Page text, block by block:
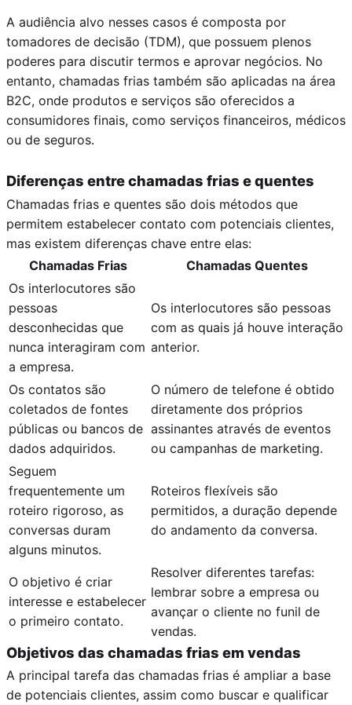
A audiência alvo nesses casos é composta por
tomadores de decisão (TDM), que possuem plenos
poderes para discutir termos e aprovar negócios. No
entanto, chamadas frias também são aplicadas na área
B2C, onde produtos e serviços são oferecidos a
consumidores finais, como serviços financeiros, médicos
ou de seguros.
Diferenças entre chamadas frias e quentes
Chamadas frias e quentes são dois métodos que
permitem estabelecer contato com potenciais clientes,
mas existem diferenças chave entre elas:
Chamadas Frias
Chamadas Quentes
Os interlocutores são
pessoas
desconhecidas que
nunca interagiram com
a empresa.
Os interlocutores são pessoas
com as quais já houve interação
anterior.
Os contatos são
coletados de fontes
públicas ou bancos de
dados adquiridos.
O número de telefone é obtido
diretamente dos próprios
assinantes através de eventos
ou campanhas de marketing.
Seguem
frequentemente um
roteiro rigoroso, as
conversas duram
alguns minutos.
Roteiros flexíveis são
permitidos, a duração depende
do andamento da conversa.
O objetivo é criar
interesse e estabelecer
o primeiro contato.
Resolver diferentes tarefas:
lembrar sobre a empresa ou
avançar o cliente no funil de
vendas.
Objetivos das chamadas frias em vendas
A principal tarefa das chamadas frias é ampliar a base
de potenciais clientes, assim como buscar e qualificar